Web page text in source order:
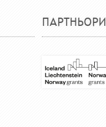
ПАРТНЬОРИ